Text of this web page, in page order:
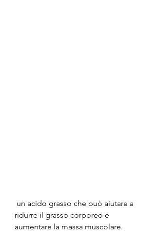
ridurre il grasso corporeo e
aumentare la massa muscolare.